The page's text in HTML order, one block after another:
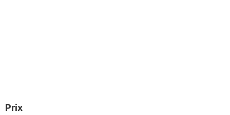
Prix